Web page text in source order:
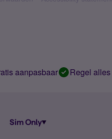
aanpasbaar Regel
Sim Only